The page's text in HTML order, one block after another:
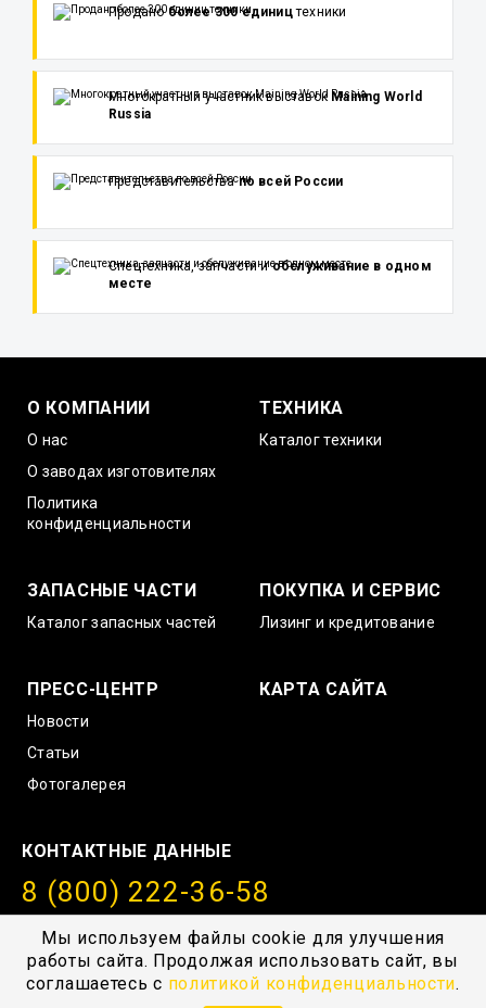
Мы используем файлы cookie для улучшения
работы сайта. Продолжая использовать сайт, вы
соглашаетесь с политикой конфиденциальности.
Проданоболее 300 едиництехники
Многократный участник выставок Maining World
Russia
Представительствапо всей России
Спецтехника, запчасти иобслуживание в одном
месте
О КОМПАНИИ
О нас
О заводах изготовителях
Политика
конфиденциальности
ТЕХНИКА
Каталог техники
ЗАПАСНЫЕ ЧАСТИ
Каталог запасных частей
ПОКУПКА И СЕРВИС
Лизинг и кредитование
ПРЕСС-ЦЕНТР
Новости
Статьи
Фотогалерея
КАРТА САЙТА
КОНТАКТНЫЕ ДАННЫЕ
8 (800) 222-36-58
info@amurstroy.su
© 2004—2026, ГК “АмурСтройТехника”, г. Хабаровск,
с.Тополево, Проезд южный 1